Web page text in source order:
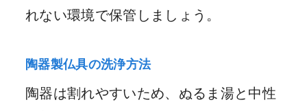
れない環境で保管しましょう。
陶器製仏具の洗浄方法
陶器は割れやすいため、ぬるま湯と中性